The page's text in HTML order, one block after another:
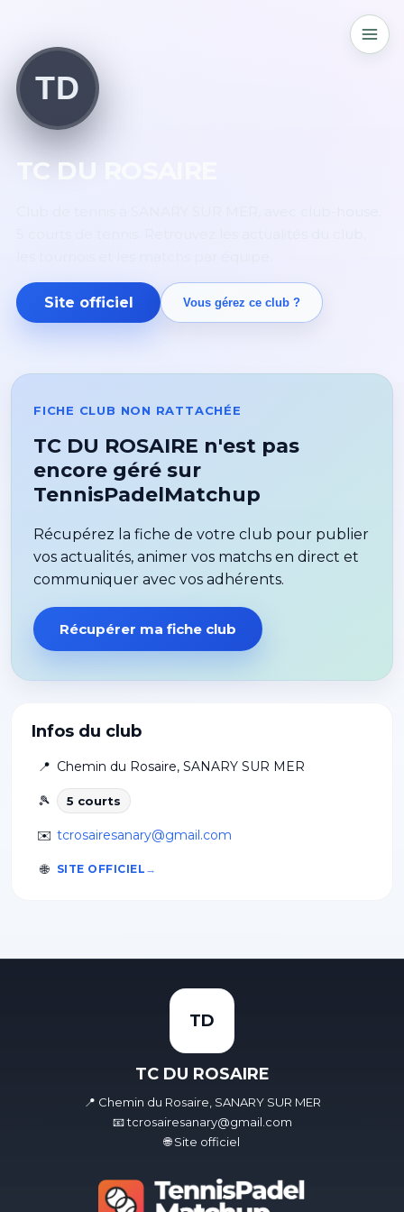
TD
TC DU ROSAIRE
Site officiel Vous gérez ce club ?
Infos du club
📍 Chemin du Rosaire, SANARY SUR MER
🎾 5 courts
✉️ tcrosairesanary@gmail.com
🌐 SITE OFFICIEL
FICHE CLUB NON RATTACHÉE
TC DU ROSAIRE n'est pas
encore géré sur
TennisPadelMatchup
Récupérez la fiche de votre club pour publier
vos actualités, animer vos matchs en direct et
communiquer avec vos adhérents.
Récupérer ma fiche club
TD
TC DU ROSAIRE
📍 Chemin du Rosaire, SANARY SUR MER
📧 tcrosairesanary@gmail.com
🌐 Site officiel